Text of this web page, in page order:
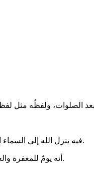
- فيه ينزل الله إلى السماء الدنيا، ويَستجيب الدعاء؛ فخيرُ الدعاء على الإطلاق دعاءُ يومِ عرفة، كما في الحديث الصحيح . وقد كان السلف يَدّخِرون حوائجَهم وطلباتِهم له.
- أنه يومٌ للمغفرة والعتقِ من النار. ف(ما مِن يَومٍ أَكْثَر مِن أَنْ يُعْتِقَ اللَّهُ فيه عَبْدًا مِنَ النَّارِ، مِن يَومِ عَرَفَةَ، وإنَّه لَيَدْنُو، ثُمَّ يُبَاهِي بهِمِ المَلَائِكَةَ، فيَقولُ: ما أَرَادَ هَؤُلَاءِ؟).